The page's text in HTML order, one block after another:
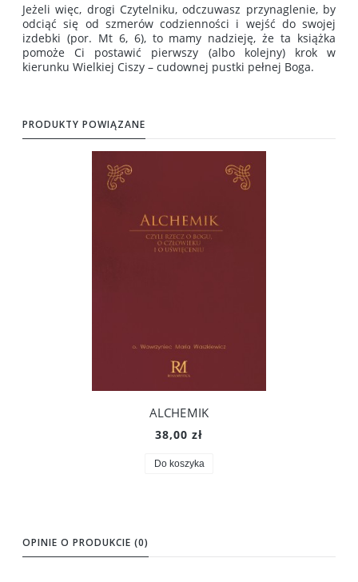
Jeżeli więc, drogi Czytelniku, odczuwasz przynaglenie, by
odciąć się od szmerów codzienności i wejść do swojej
izdebki (por. Mt 6, 6), to mamy nadzieję, że ta książka
pomoże Ci postawić pierwszy (albo kolejny) krok w
kierunku Wielkiej Ciszy – cudownej pustki pełnej Boga.
PRODUKTY POWIĄZANE
ALCHEMIK
38,00 zł
Do koszyka
OPINIE O PRODUKCIE (0)